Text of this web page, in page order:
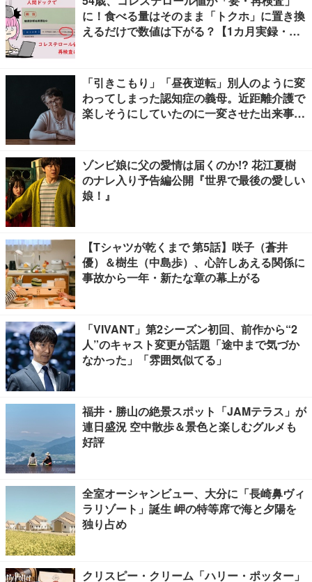
に！食べる量はそのまま「トクホ」に置き換
えるだけで数値は下がる？【1カ月実録・ビ
「引きこもり」「昼夜逆転」別人のように変
わってしまった認知症の義母。近距離介護で
楽しそうにしていたのに一変させた出来事と
ゾンビ娘に父の愛情は届くのか!? 花江夏樹
のナレ入り予告編公開『世界で最後の愛しい
娘！』
【Tシャツが乾くまで 第5話】咲子（蒼井
優）＆樹生（中島歩）、心許しあえる関係に
事故から一年・新たな章の幕上がる
「VIVANT」第2シーズン初回、前作から“2
人”のキャスト変更が話題「途中まで気づか
なかった」「雰囲気似てる」
福井・勝山の絶景スポット「JAMテラス」が
連日盛況 空中散歩＆景色と楽しむグルメも
好評
全室オーシャンビュー、大分に「長崎鼻ヴィ
ラリゾート」誕生 岬の特等席で海と夕陽を
独り占め
クリスピー・クリーム「ハリー・ポッター」